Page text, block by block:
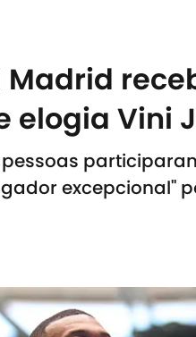
elogia Vini
excepcional"